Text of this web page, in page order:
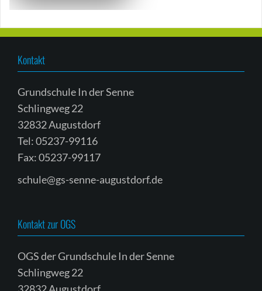
Kontakt
Grundschule In der Senne
Schlingweg 22
32832 Augustdorf
Tel: 05237-99116
Fax: 05237-99117
schule@gs-senne-augustdorf.de
Kontakt zur OGS
OGS der Grundschule In der Senne
Schlingweg 22